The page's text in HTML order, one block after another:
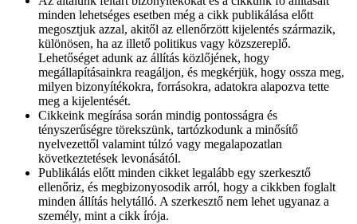
minden lehetséges esetben még a cikk publikálása előtt
megosztjuk azzal, akitől az ellenőrzött kijelentés származik,
különösen, ha az illető politikus vagy közszereplő.
Lehetőséget adunk az állítás közlőjének, hogy
megállapításainkra reagáljon, és megkérjük, hogy ossza meg,
milyen bizonyítékokra, forrásokra, adatokra alapozva tette
meg a kijelentését.
Cikkeink megírása során mindig pontosságra és
tényszerűségre törekszünk, tartózkodunk a minősítő
nyelvezettől valamint túlzó vagy megalapozatlan
következtetések levonásától.
Publikálás előtt minden cikket legalább egy szerkesztő
ellenőriz, és megbizonyosodik arról, hogy a cikkben foglalt
minden állítás helytálló. A szerkesztő nem lehet ugyanaz a
személy, mint a cikk írója.